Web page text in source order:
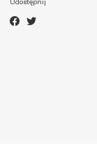
Udostępnij